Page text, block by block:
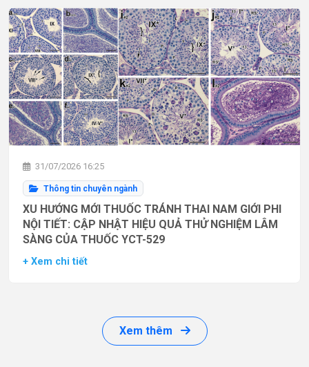
31/07/2026 16:25
Thông tin chuyên ngành
XU HƯỚNG MỚI THUỐC TRÁNH THAI NAM GIỚI PHI
NỘI TIẾT: CẬP NHẬT HIỆU QUẢ THỬ NGHIỆM LÂM
SÀNG CỦA THUỐC YCT-529
+ Xem chi tiết
Xem thêm